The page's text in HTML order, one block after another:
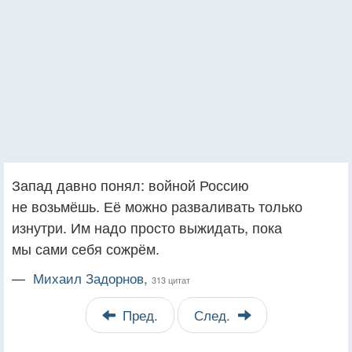
Запад давно понял: войной Россию
не возьмёшь. Её можно разваливать только
изнутри. Им надо просто выжидать, пока
мы сами себя сожрём.
— Михаил Задорнов, 313 цитат
Пред. След.